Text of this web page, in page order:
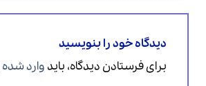
دیدگاه خود را بنویسید
برای فرستادن دیدگاه، باید وارد شده